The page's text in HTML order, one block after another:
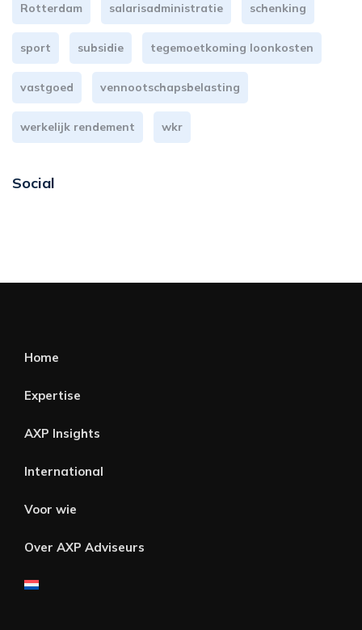
Rotterdam salarisadministratie schenking
sport subsidie tegemoetkoming loonkosten
vastgoed vennootschapsbelasting
werkelijk rendement wkr
Social
Home
Expertise
AXP Insights
International
Voor wie
Over AXP Adviseurs